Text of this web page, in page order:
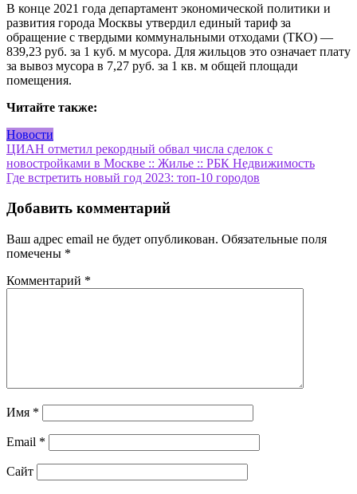
В конце 2021 года департамент экономической политики и
развития города Москвы утвердил единый тариф за
обращение с твердыми коммунальными отходами (ТКО) —
839,23 руб. за 1 куб. м мусора. Для жильцов это означает плату
за вывоз мусора в 7,27 руб. за 1 кв. м общей площади
помещения.
Читайте также:
Новости
Навигация
по
ЦИАН отметил рекордный обвал числа сделок с
новостройками в Москве :: Жилье :: РБК Недвижимость
Где встретить новый год 2023: топ-10 городов
Добавить комментарий
Ваш адрес email не будет опубликован. Обязательные поля
помечены *
Комментарий *
Имя *
Email *
Сайт